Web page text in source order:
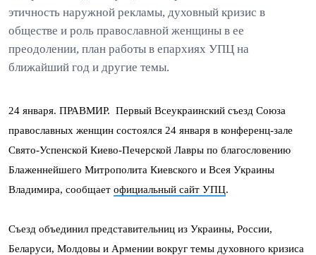
этичность наружной рекламы, духовный кризис в
обществе и роль православной женщины в ее
преодолении, план работы в епархиях УПЦ на
ближайший год и другие темы.
24 января. ПРАВМИР. Первый Всеукраинский съезд Союза
православных женщин состоялся 24 января в конференц-зале
Свято-Успенской Киево-Печерской Лавры по благословению
Блаженнейшего Митрополита Киевского и Всея Украины
Владимира, сообщает официальный сайт УПЦ.
Съезд объединил представительниц из Украины, России,
Беларуси, Молдовы и Армении вокруг темы духовного кризиса